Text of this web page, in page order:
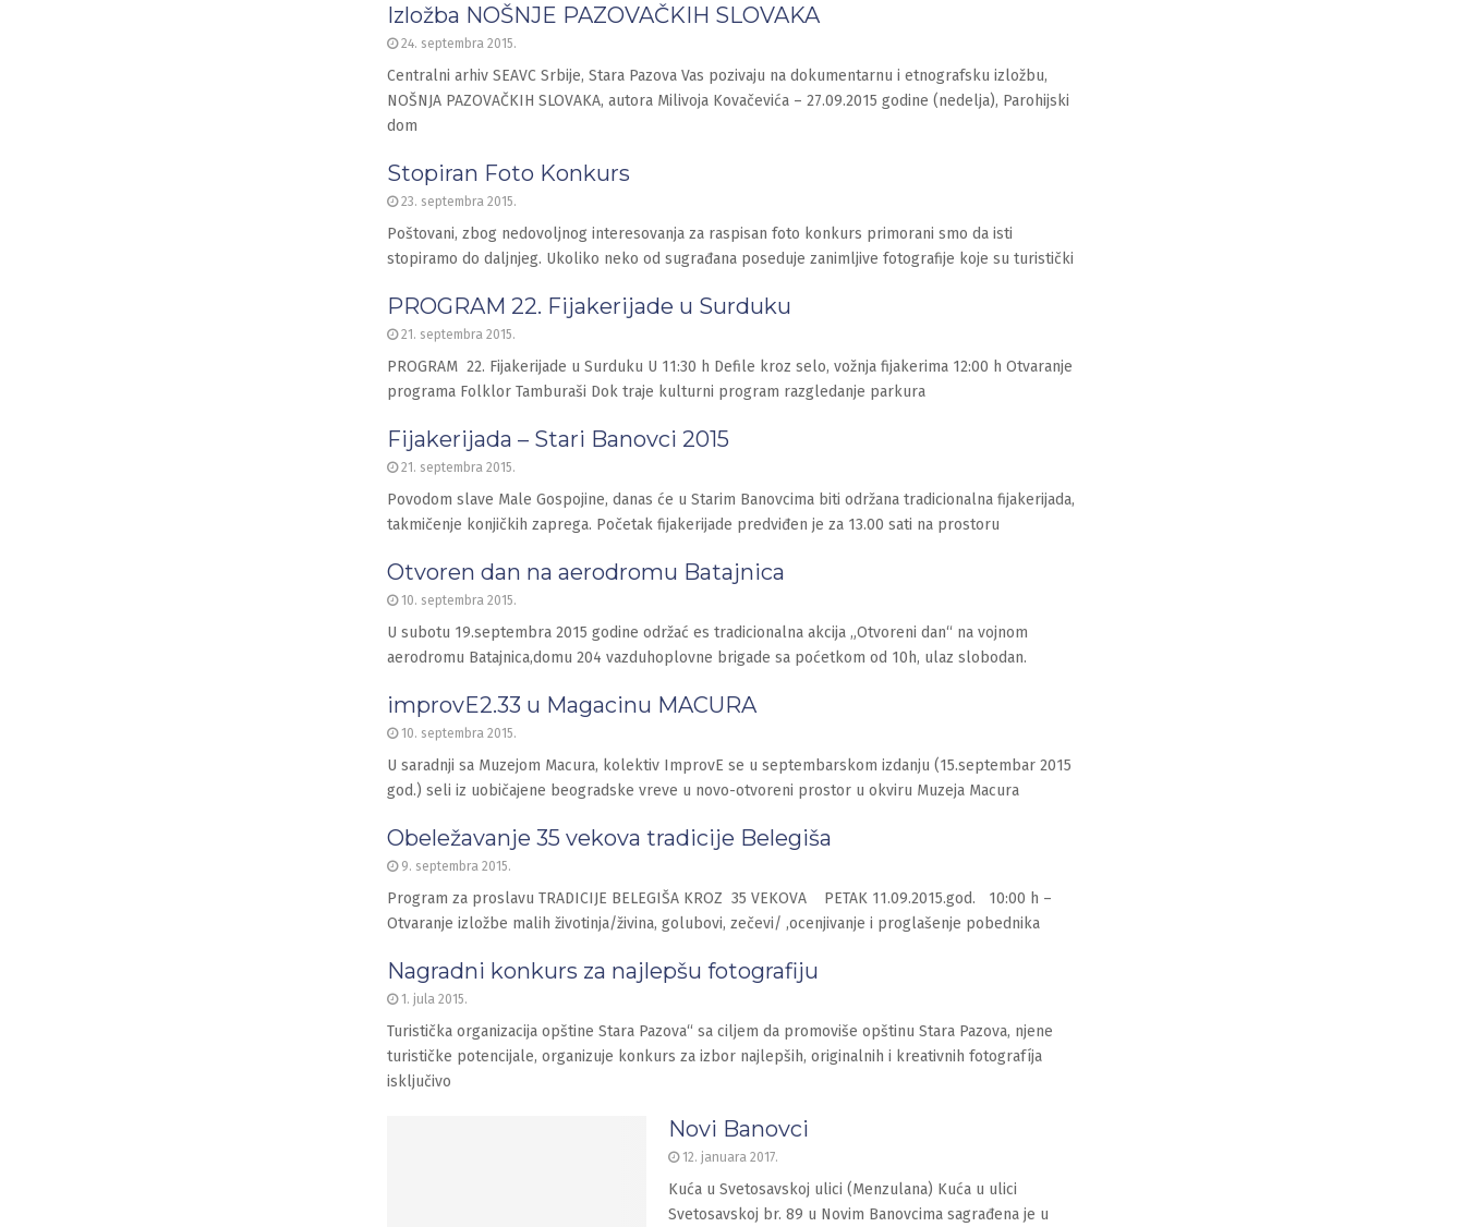
Izložba NOŠNJE PAZOVAČKIH SLOVAKA
24. septembra 2015.
Centralni arhiv SEAVC Srbije, Stara Pazova Vas pozivaju na dokumentarnu i etnografsku izložbu,
NOŠNJA PAZOVAČKIH SLOVAKA, autora Milivoja Kovačevića – 27.09.2015 godine (nedelja), Parohijski
dom
Stopiran Foto Konkurs
23. septembra 2015.
Poštovani, zbog nedovoljnog interesovanja za raspisan foto konkurs primorani smo da isti
stopiramo do daljnjeg. Ukoliko neko od sugrađana poseduje zanimljive fotografije koje su turistički
PROGRAM 22. Fijakerijade u Surduku
21. septembra 2015.
PROGRAM 22. Fijakerijade u Surduku U 11:30 h Defile kroz selo, vožnja fijakerima 12:00 h Otvaranje
programa Folklor Tamburaši Dok traje kulturni program razgledanje parkura
Fijakerijada – Stari Banovci 2015
21. septembra 2015.
Povodom‬ slave Male Gospojine, danas će u Starim Banovcima biti održana tradicionalna fijakerijada,
takmičenje konjičkih zaprega. Početak fijakerijade predviđen je za 13.00 sati na prostoru
Otvoren dan na aerodromu Batajnica
10. septembra 2015.
U subotu 19.septembra 2015 godine održać es tradicionalna akcija „Otvoreni dan“ na vojnom
aerodromu Batajnica,domu 204 vazduhoplovne brigade sa poćetkom od 10h, ulaz slobodan.
improvE2.33 u Magacinu MACURA
10. septembra 2015.
U saradnji sa Muzejom Macura, kolektiv ImprovE se u septembarskom izdanju (15.septembar 2015
god.) seli iz uobičajene beogradske vreve u novo-otvoreni prostor u okviru Muzeja Macura
Obeležavanje 35 vekova tradicije Belegiša
9. septembra 2015.
Program za proslavu TRADICIJE BELEGIŠA KROZ 35 VEKOVA PETAK 11.09.2015.god. 10:00 h –
Otvaranje izložbe malih životinja/živina, golubovi, zečevi/ ,ocenjivanje i proglašenje pobednika
Nagradni konkurs za najlepšu fotografiju
1. jula 2015.
Turistička organizacija opštine Stara Pazova“ sa ciljem da promoviše opštinu Stara Pazova, njene
turističke potencijale, organizuje konkurs za izbor najlepših, originalnih i kreativnih fotografíja
isključivo
Novi Banovci
12. januara 2017.
Kuća u Svetosavskoj ulici (Menzulana) Kuća u ulici
Svetosavskoj br. 89 u Novim Banovcima sagrađena je u